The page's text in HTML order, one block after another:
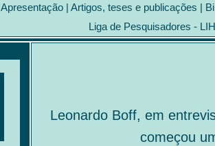
Apresentação | Artigos, teses e publicações |
Liga de Pesquisadores -
Leonardo Boff, em
começou